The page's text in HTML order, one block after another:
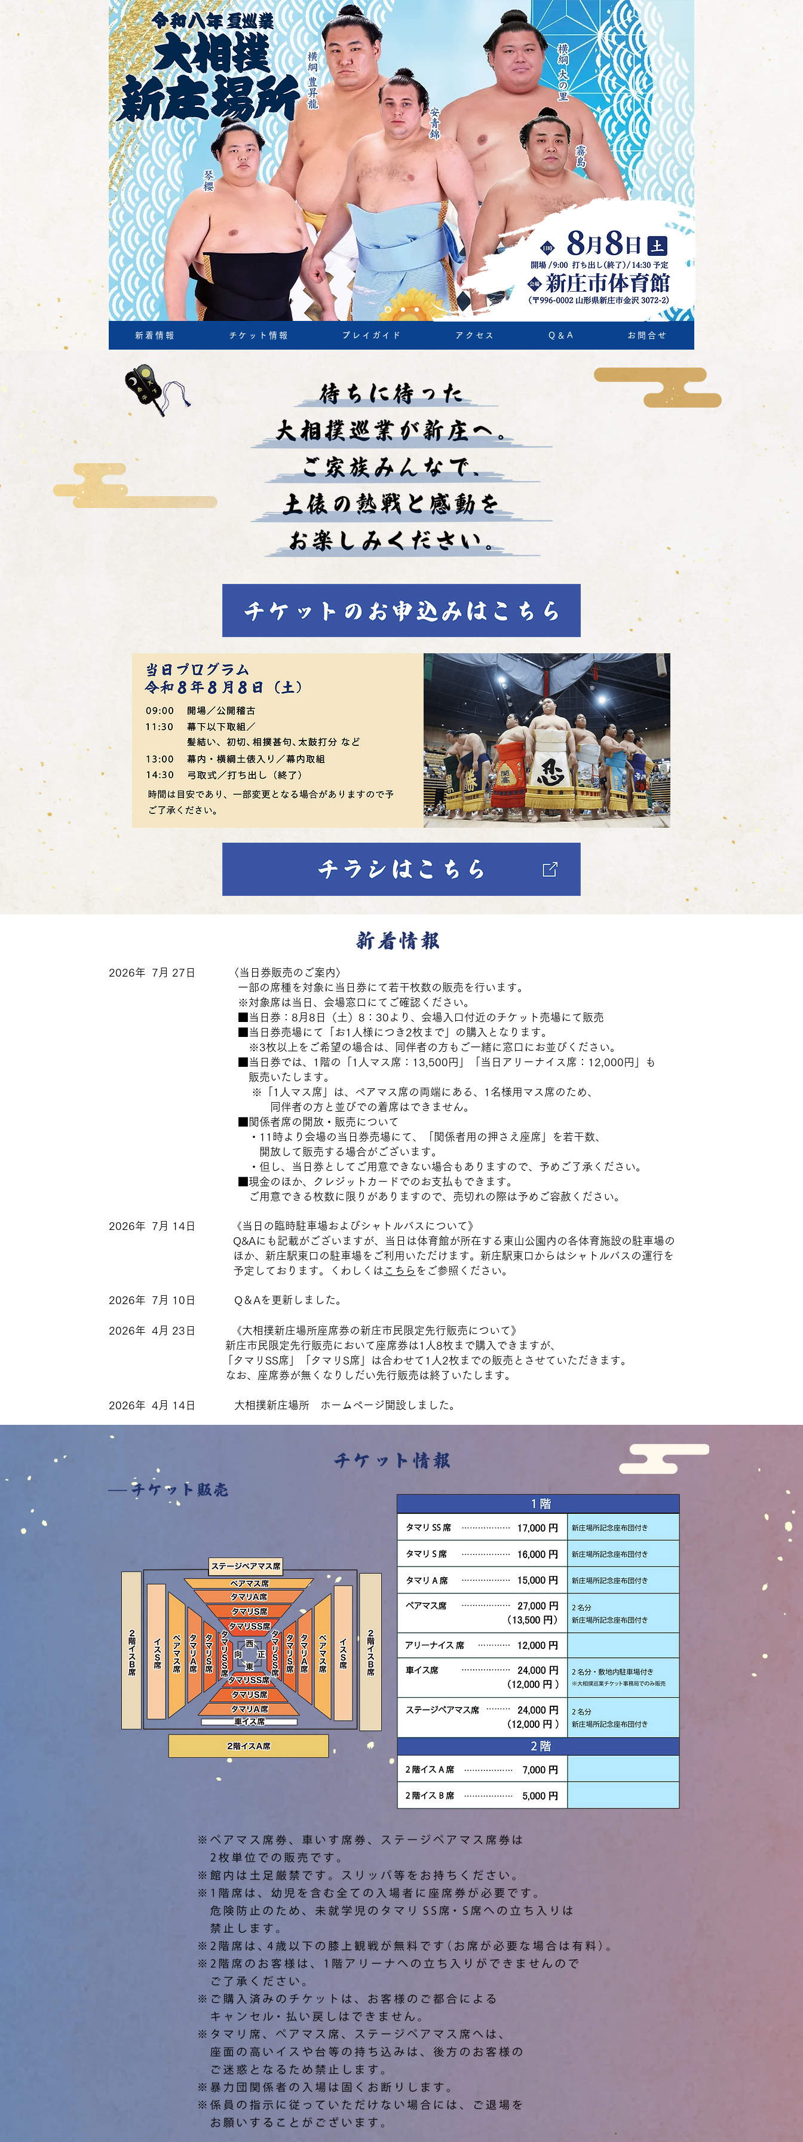
新着情報 チケット情報 プレイガイド アクセス Q＆A お問合せ
​大相撲
大相撲新庄場所
​2026年 7月 27日 〈当日券販売のご案内〉
一部の席種を対象に当日券にて若干枚数の販売を行います。
※対象席は当日、会場窓口にてご確認ください。
■当日券：8月8日（土）8：30より、会場入口付近のチケット売場にて販売
■当日券売場にて「お1人様につき2枚まで」の購入となります。
※3枚以上をご希望の場合は、同伴者の方もご一緒に窓口にお並びください。
■当日券では、1階の「1人マス席：13,500円」「当日アリーナイス席：12,000円」も
販売いたします。
※「1人マス席」は、ペアマス席の両端にある、1名様用マス席のため、
同伴者の方と並びでの着席はできません。
■関係者席の開放・販売について
・11時より会場の当日券売場にて、「関係者用の押さえ座席」を若干数、
開放して販売する場合がございます。
・但し、当日券としてご用意できない場合もありますので、予めご了承ください。
■現金のほか、クレジットカードでのお支払もできます。
ご用意できる枚数に限りがありますので、売切れの際は予めご容赦ください。
​2026年 7月 14日
《当日の臨時駐車場およびシャトルバスについて》
Q&Aにも記載がございますが、当日は体育館が所在する東山公園内の各体育施設の駐車場の
ほか、新庄駅東口の駐車場をご利用いただけます。新庄駅東口からはシャトルバスの運行を
予定しております。くわしくは こちら をご参照ください。
​2026年 7月 10日 Q＆Aを更新しました。
​2026年 4月 23日 《大相撲新庄場所座席券の新庄市民限定先行販売について》
新庄市民限定先行販売において座席券は1人8枚まで購入できますが、
「タマリSS席」「タマリS席」は合わせて1人2枚までの販売とさせていただきます。
なお、座席券が無くなりしだい先行販売は終了いたします。
​2026年 4月 14日 大相撲新庄場所 ホームページ開設しました。